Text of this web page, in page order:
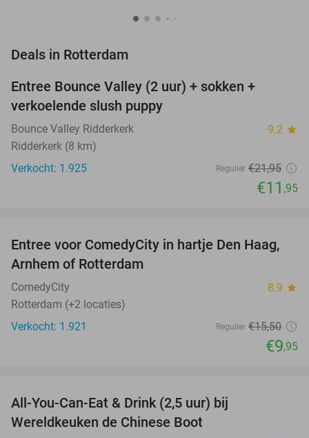
Deals in Rotterdam
Entree Bounce Valley (2 uur) + sokken +
verkoelende slush puppy
Bounce Valley Ridderkerk 9.2 star
Ridderkerk (8 km)
Verkocht: 1.925
Regulier €21,95
€11 ,95
36%
TODAY
Entree voor ComedyCity in hartje Den Haag,
Arnhem of Rotterdam
ComedyCity 8.9 star
Rotterdam (+2 locaties)
Verkocht: 1.921
Regulier €15,50
€9,95
All-You-Can-Eat & Drink (2,5 uur) bij
Wereldkeuken de Chinese Boot